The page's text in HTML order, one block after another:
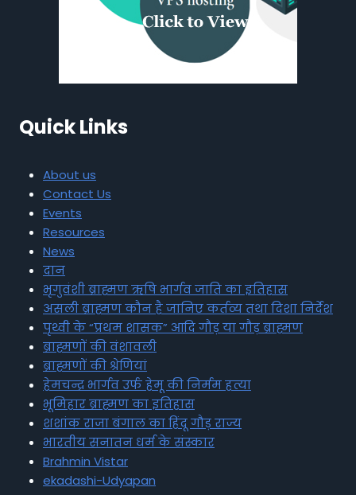
Quick Links
About us
Contact Us
Events
Resources
News
दान
भृगुवंशी ब्राह्मण ऋषि भार्गव जाति का इतिहास
असली ब्राह्मण कौन है जानिए कर्तव्य तथा दिशा निर्देश
पृथ्वी के “प्रथम शासक” आदि गौड़ या गौड़ ब्राह्मण
ब्राह्मणों की वंशावली
ब्राह्मणों की श्रेणियां
हेमचन्द्र भार्गव उर्फ हेमू की निर्मम हत्या
भूमिहार ब्राह्मण का इतिहास
शशांक राजा बंगाल का हिंदू गौड़ राज्य
भारतीय सनातन धर्म के संस्कार
Brahmin Vistar
ekadashi-Udyapan